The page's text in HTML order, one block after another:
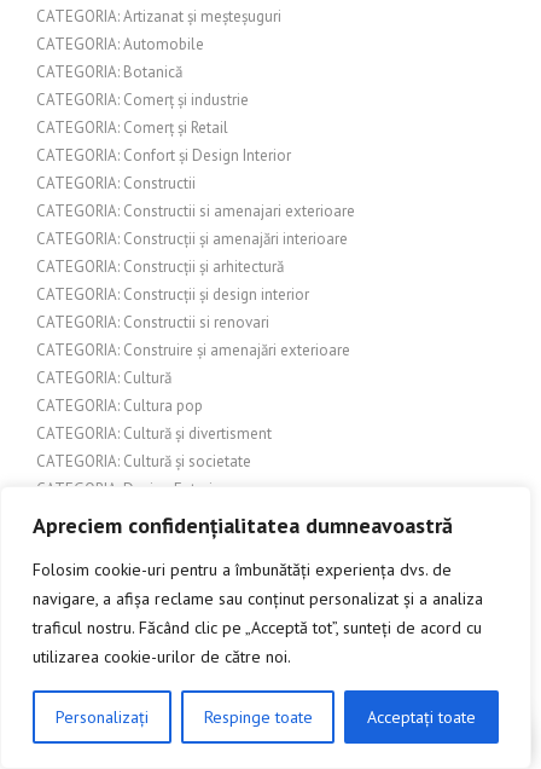
Apreciem confidențialitatea dumneavoastră
Folosim cookie-uri pentru a îmbunătăți experiența dvs. de
navigare, a afișa reclame sau conținut personalizat și a analiza
traficul nostru. Făcând clic pe „Acceptă tot”, sunteți de acord cu
utilizarea cookie-urilor de către noi.
Personalizați Respinge toate Acceptați toate
CATEGORIA: Artizanat și meșteșuguri
CATEGORIA: Automobile
CATEGORIA: Botanică
CATEGORIA: Comerț și industrie
CATEGORIA: Comerț și Retail
CATEGORIA: Confort și Design Interior
CATEGORIA: Constructii
CATEGORIA: Constructii si amenajari exterioare
CATEGORIA: Construcții și amenajări interioare
CATEGORIA: Construcții și arhitectură
CATEGORIA: Construcții și design interior
CATEGORIA: Constructii si renovari
CATEGORIA: Construire și amenajări exterioare
CATEGORIA: Cultură
CATEGORIA: Cultura pop
CATEGORIA: Cultură și divertisment
CATEGORIA: Cultură și societate
CATEGORIA: Design Exterior
CATEGORIA: Design interior
CATEGORIA: Design și arhitectură
CATEGORIA: Design și inspirație pentru grădină
CATEGORIA: Economie/Finanțe
CATEGORIA: Finanțe și Bănci
CATEGORIA: Ghiduri și Resurse Locale
CATEGORIA: Grădină și Peisagistică
CATEGORIA: Grădină și terasă
CLICK AICI PENTRU A DISCUTA